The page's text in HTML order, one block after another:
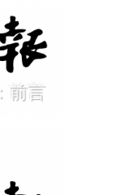
前言